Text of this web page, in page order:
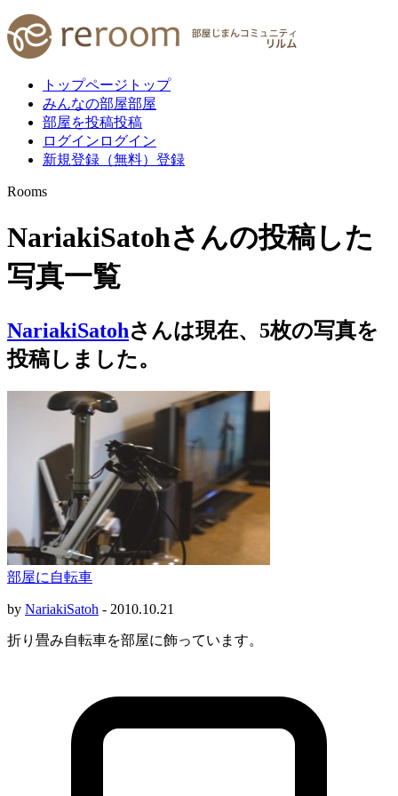
トップページ トップ
みんなの部屋部屋
部屋を投稿投稿
ログイン ログイン
新規登録（無料） 登録
Rooms
NariakiSatohさんの投稿した
写真一覧
NariakiSatohさんは現在、 5枚の写真を
投稿しました。
部屋に自転車
by NariakiSatoh - 2010.10.21
折り畳み自転車を部屋に飾っています。